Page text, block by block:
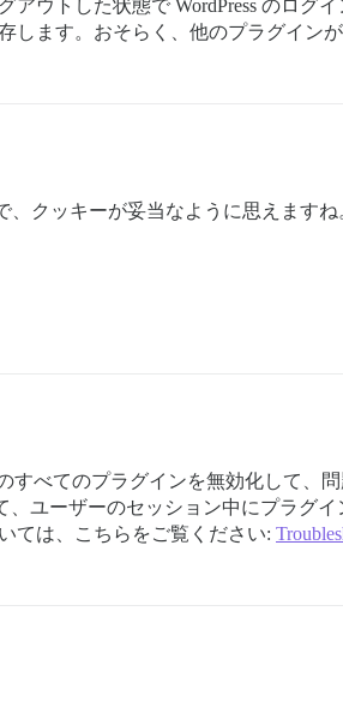
ウトした状態で WordPress のログ
します。おそらく、他のプラグイン
、クッキーが妥当なように思えます
すべてのプラグインを無効化して、
、ユーザーのセッション中にプラグ
ては、こちらをご覧ください: